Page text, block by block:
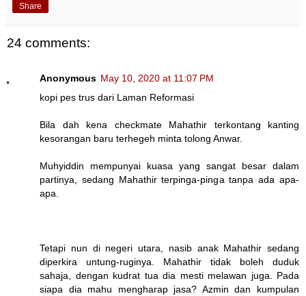
Share
24 comments:
Anonymous May 10, 2020 at 11:07 PM
kopi pes trus dari Laman Reformasi
Bila dah kena checkmate Mahathir terkontang kanting
kesorangan baru terhegeh minta tolong Anwar.
Muhyiddin mempunyai kuasa yang sangat besar dalam
partinya, sedang Mahathir terpinga-pinga tanpa ada apa-
apa.
Tetapi nun di negeri utara, nasib anak Mahathir sedang
diperkira untung-ruginya. Mahathir tidak boleh duduk
sahaja, dengan kudrat tua dia mesti melawan juga. Pada
siapa dia mahu mengharap jasa? Azmin dan kumpulan